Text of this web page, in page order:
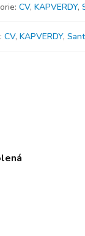
CV, KAPVERDY,
CV, KAPVERDY,